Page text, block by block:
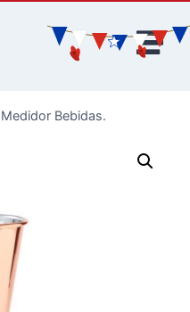
Medidor Bebidas.